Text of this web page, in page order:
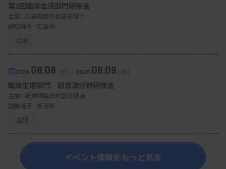
第2回臨床血液部門研修会
主催 : 広島県臨床検査技師会
開催場所 : 広島県
血液
2026. 08.08（土） - 2026. 08.09（日）
臨床生理部門 超音波分野研修会
主催 : 新潟県臨床検査技師会
開催場所 : 新潟県
生理
イベント情報をもっと見る